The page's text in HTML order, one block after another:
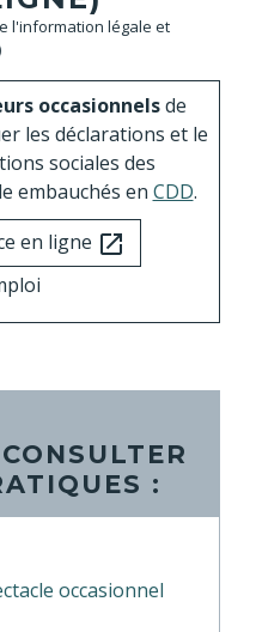
l'information légale et
occasionnelsde
les déclarations et le
sociales des
embauchés en CDD.
en ligne open_in_new
:
occasionnel